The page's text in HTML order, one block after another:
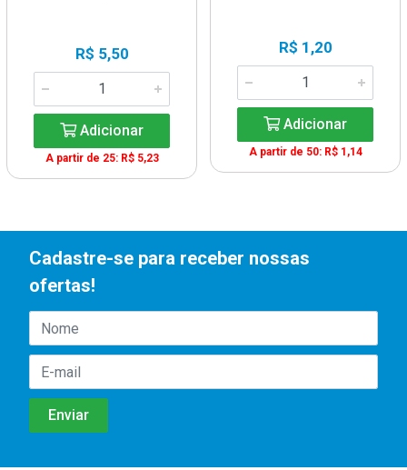
R$ 5,50
Adicionar
A partir de 25: R$ 5,23
R$ 1,20
Adicionar
A partir de 50: R$ 1,14
Cadastre-se para receber nossas
ofertas!